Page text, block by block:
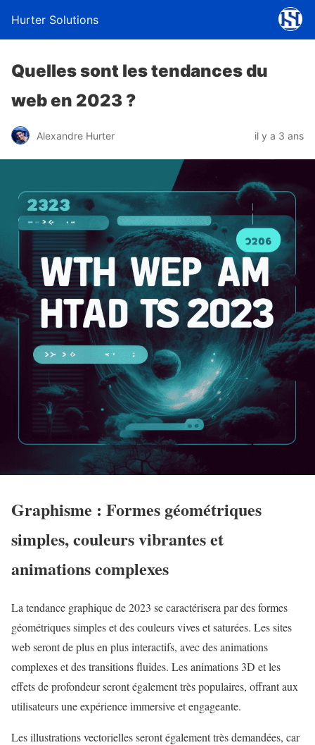
Hurter Solutions
Quelles sont les tendances du
web en 2023 ?
Alexandre Hurter il y a 3 ans
Graphisme : Formes géométriques
simples, couleurs vibrantes et
animations complexes
La tendance graphique de 2023 se caractérisera par des formes
géométriques simples et des couleurs vives et saturées. Les sites
web seront de plus en plus interactifs, avec des animations
complexes et des transitions fluides. Les animations 3D et les
effets de profondeur seront également très populaires, offrant aux
utilisateurs une expérience immersive et engageante.
Les illustrations vectorielles seront également très demandées, car